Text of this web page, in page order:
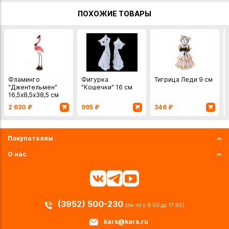
также сделать заказ в интернет-магазине с доставкой
всей России.
ПОХОЖИЕ ТОВАРЫ
Фламинго
"Джентельмен"
16,5х8,5х38,5 см
2 630 ₽
Фигурка
"Кошечки" 16 см
995 ₽
Тигрица Леди 9 см
346 ₽
Покупателям
О нас
(3952) 500-230 (пн-пт с 8:00 до 17:00)
kars@kars.ru